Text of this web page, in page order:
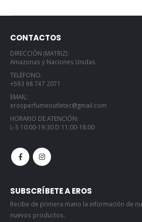
CONTACTOS
DIRECCIÓN (MATRIZ):
Amazonas y Naciones Unidas
TELÉFONO:
+593 98 747 2071
EMAIL:
erosperfumeoutletec@gmail.com
HORARIO DE ATENCIÓN:
L-S 10:00-19:30 D 11:00-18:00
SUBSCRÍBETE A EROS
Recibe de primera mano la información de
nuevos productos.